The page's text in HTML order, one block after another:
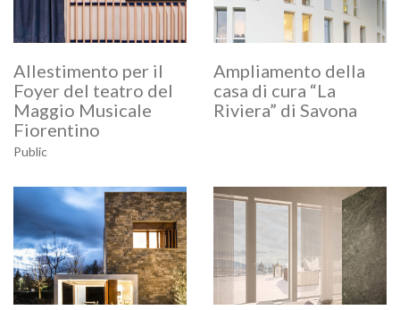
Allestimento per il
Foyer del teatro del
Maggio Musicale
Fiorentino
Public
Ampliamento della
casa di cura “La
Riviera” di Savona
Nuova Sede dell’archivio Diaristico Nazionale di Pieve S.
Stefano
Marzo 4, 2026
L’effimero attraverso
Ottobre 4, 2023
PREMIO ARCHITETTURA TOSCANA 2022
Giugno 15, 2022
© Copyright 2018. Studio Fabbricanove. Design by Umberto
Daina